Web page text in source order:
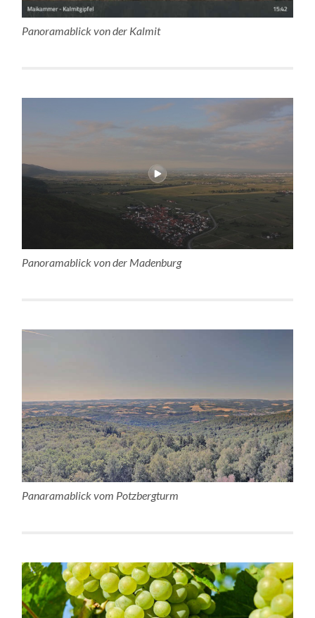
Panoramablick von der Kalmit
Panoramablick von der Madenburg
Panaramablick vom Potzbergturm